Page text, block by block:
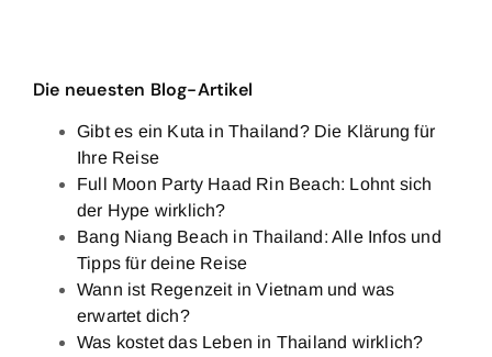
Die neuesten Blog-Artikel
Gibt es ein Kuta in Thailand? Die Klärung für
Ihre Reise
Full Moon Party Haad Rin Beach: Lohnt sich
der Hype wirklich?
Bang Niang Beach in Thailand: Alle Infos und
Tipps für deine Reise
Wann ist Regenzeit in Vietnam und was
erwartet dich?
Was kostet das Leben in Thailand wirklich?